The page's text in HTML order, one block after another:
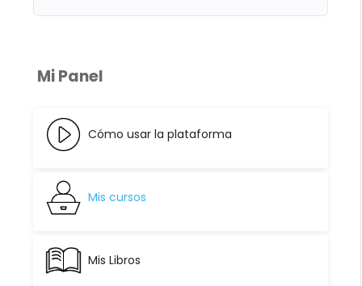
Mi Panel
Cómo usar la plataforma
Mis cursos
Mis Libros